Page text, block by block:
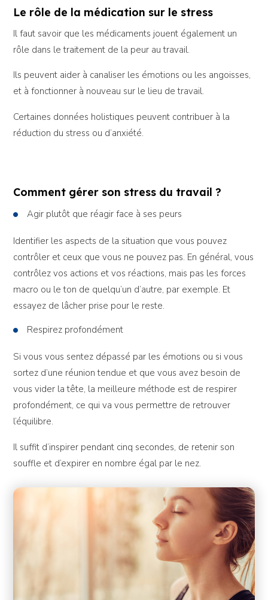
Le rôle de la médication sur le stress
Il faut savoir que les médicaments jouent également un
rôle dans le traitement de la peur au travail.
Ils peuvent aider à canaliser les émotions ou les angoisses,
et à fonctionner à nouveau sur le lieu de travail.
Certaines données holistiques peuvent contribuer à la
réduction du stress ou d’anxiété.
Comment gérer son stress du travail ?
Agir plutôt que réagir face à ses peurs
Identifier les aspects de la situation que vous pouvez
contrôler et ceux que vous ne pouvez pas. En général, vous
contrôlez vos actions et vos réactions, mais pas les forces
macro ou le ton de quelqu’un d’autre, par exemple. Et
essayez de lâcher prise pour le reste.
Respirez profondément
Si vous vous sentez dépassé par les émotions ou si vous
sortez d’une réunion tendue et que vous avez besoin de
vous vider la tête, la meilleure méthode est de respirer
profondément, ce qui va vous permettre de retrouver
l’équilibre.
Il suffit d’inspirer pendant cinq secondes, de retenir son
souffle et d’expirer en nombre égal par le nez.